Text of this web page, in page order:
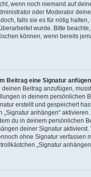
wenn noch niemand auf
oder Moderator
falls sie es für nötig
wurde. Bitte
können, wenn bereits
Beitrag eine Signatur
Beitrag anzufügen,
in deinem persönlichen
erstellt und gespeichert
„Signatur anhängen“
du in deinem persönlichen
deiner Signatur aktivierst.
ohne Signatur verfassen
„Signatur